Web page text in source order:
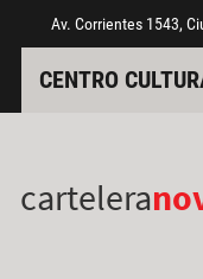
Av. Corrientes 1543,
CENTRO
cartelera